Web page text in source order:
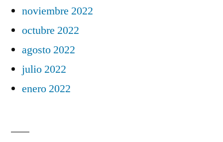
noviembre 2022
octubre 2022
agosto 2022
julio 2022
enero 2022